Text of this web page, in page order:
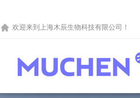
欢迎来到 上海木辰生物科技有限公司 ！